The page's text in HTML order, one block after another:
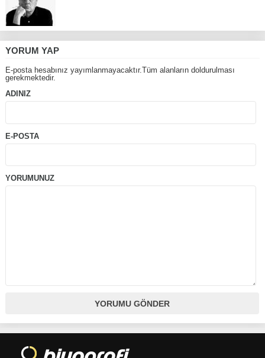
YORUM YAP
E-posta hesabınız yayımlanmayacaktır.Tüm alanların doldurulması
gerekmektedir.
ADINIZ
E-POSTA
YORUMUNUZ